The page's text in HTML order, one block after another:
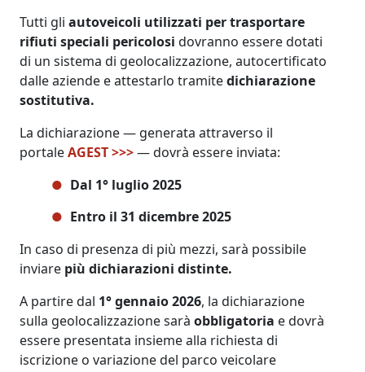
Tutti gli autoveicoli utilizzati per trasportare
rifiuti speciali pericolosi dovranno essere dotati
di un sistema di geolocalizzazione, autocertificato
dalle aziende e attestarlo tramitedichiarazione
sostitutiva.
La dichiarazione — generata attraverso il
portaleAGEST >>>— dovrà essere inviata:
Dal 1° luglio 2025
Entro il 31 dicembre 2025
In caso di presenza di più mezzi, sarà possibile
inviare più dichiarazioni distinte.
A partire dal 1° gennaio 2026, la dichiarazione
sulla geolocalizzazione sarà obbligatoria e dovrà
essere presentata insieme alla richiesta di
iscrizione o variazione del parco veicolare